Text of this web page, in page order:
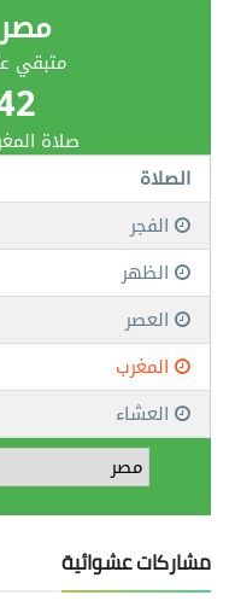
مشاركات عشوائية